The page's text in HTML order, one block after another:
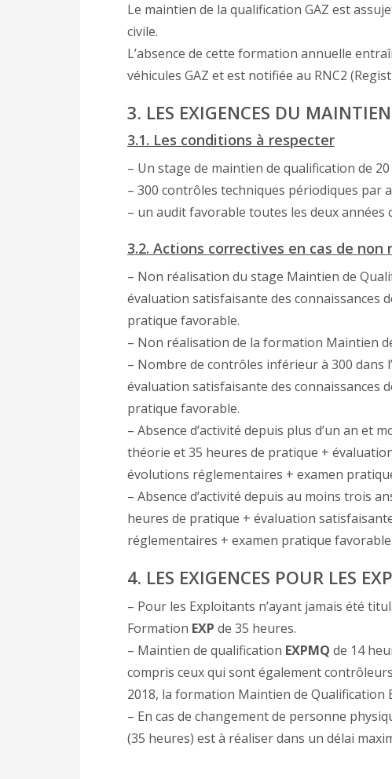
Le maintien de la qualification GAZ est
civile.
L’absence de cette formation annuelle
véhicules GAZ et est notifiée au RNC2
3. LES EXIGENCES DU
3.1. Les conditions à respecter
– Un stage de maintien de qualification de
– 300 contrôles techniques périodiques par
– un audit favorable toutes les deux années
3.2. Actions correctives en cas de
– Non réalisation du stage Maintien de
évaluation satisfaisante des connaissances
pratique favorable.
– Non réalisation de la formation Maintien
– Nombre de contrôles inférieur à 300 dans
évaluation satisfaisante des connaissances
pratique favorable.
– Absence d’activité depuis plus d’un an et
théorie et 35 heures de pratique +
évolutions réglementaires + examen
– Absence d’activité depuis au moins trois
heures de pratique + évaluation
réglementaires + examen pratique favorable.
4. LES EXIGENCES POUR LES
– Pour les Exploitants n’ayant jamais été
Formation EXP de 35 heures.
– Maintien de qualification EXPMQ de 14
compris ceux qui sont également
2018, la formation Maintien de Qualification
– En cas de changement de personne
(35 heures) est à réaliser dans un délai